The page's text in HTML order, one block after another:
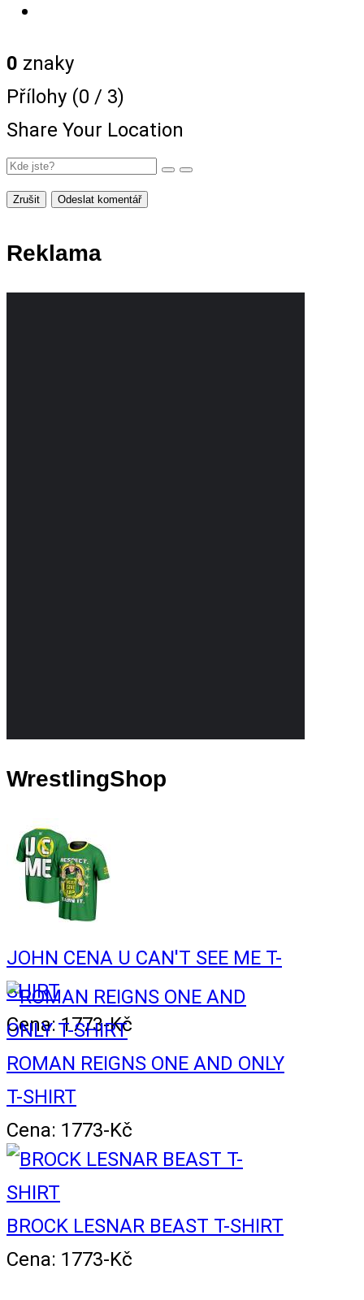
0 znaky
Přílohy (0 / 3)
Share Your Location
Zrušit Odeslat komentář
Reklama
WrestlingShop
JOHN CENA U CAN'T SEE ME T-
SHIRT
Cena: 1773-Kč
ROMAN REIGNS ONE AND ONLY
T-SHIRT
Cena: 1773-Kč
BROCK LESNAR BEAST T-SHIRT
Cena: 1773-Kč